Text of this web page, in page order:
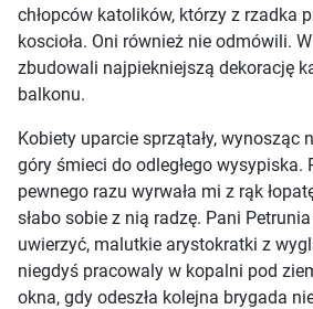
chłopców katolików, którzy z rzadka
koscioła. Oni również nie odmówili.
zbudowali najpiekniejszą dekorację
balkonu.
Kobiety uparcie sprzątały, wynosząc
góry śmieci do odległego wysypiska.
pewnego razu wyrwała mi z rąk
słabo sobie z nią radzę. Pani
uwierzyć, malutkie arystokratki z
niegdyś pracowaly w kopalni pod
okna, gdy odeszła kolejna brygada